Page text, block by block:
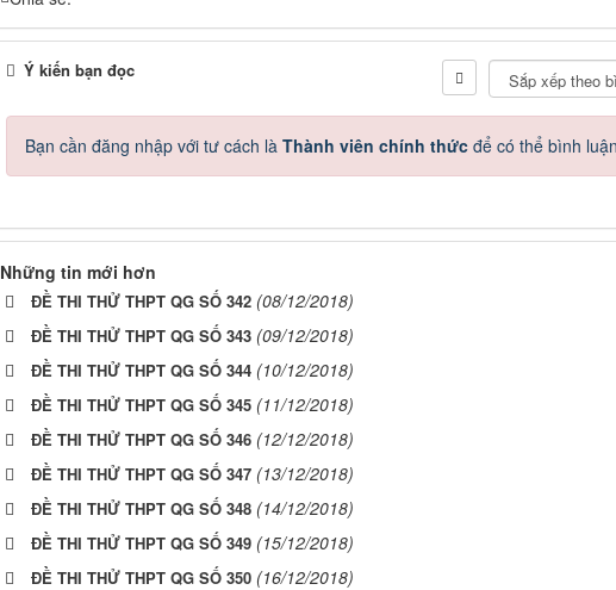
Ý kiến bạn đọc
Bạn cần đăng nhập với tư cách là Thành viên chính thứcđể có thể bình
Những tin mới hơn
ĐỀ THI THỬ THPT QG SỐ 342 (08/12/2018)
ĐỀ THI THỬ THPT QG SỐ 343 (09/12/2018)
ĐỀ THI THỬ THPT QG SỐ 344 (10/12/2018)
ĐỀ THI THỬ THPT QG SỐ 345 (11/12/2018)
ĐỀ THI THỬ THPT QG SỐ 346 (12/12/2018)
ĐỀ THI THỬ THPT QG SỐ 347 (13/12/2018)
ĐỀ THI THỬ THPT QG SỐ 348 (14/12/2018)
ĐỀ THI THỬ THPT QG SỐ 349 (15/12/2018)
ĐỀ THI THỬ THPT QG SỐ 350 (16/12/2018)